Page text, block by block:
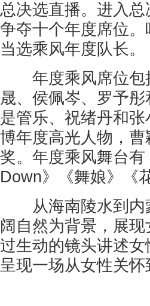
总决选直播。进入
争夺十个年度席位
当选乘风年度队长。
年度乘风席位包
晟、侯佩岑、罗予
是管乐、祝绪丹和
博年度高光人物，
奖。年度乘风舞台
Down》《舞娘》《
从海南陵水到内
阔自然为背景，展现
过生动的镜头讲述
呈现一场从女性关